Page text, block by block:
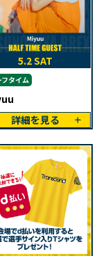
5.2 SAT
フタイム
詳細を見る